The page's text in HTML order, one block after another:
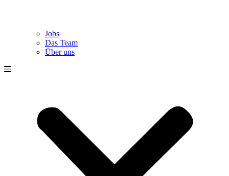
Jobs
Das Team
Über uns